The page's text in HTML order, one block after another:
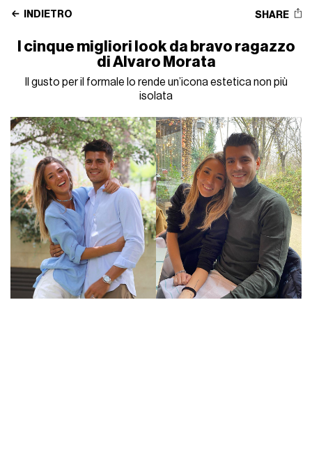
INDIETRO SHARE
I cinque migliori look da bravo ragazzo
di Alvaro Morata
Il gusto per il formale lo rende un’icona estetica non più
isolata